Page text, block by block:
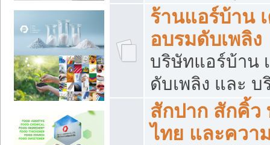
ร้านแอร์บ้าน
อบรมดับเพลิง
บริษัทแอร์บ้าน
ดับเพลิง และ
สักปาก สักคิ้
ไทย และควา